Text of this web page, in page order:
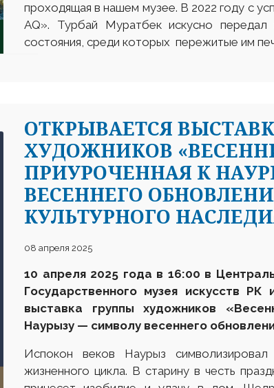
проходящая в нашем музее. В 2022 году с
AQ». Турбай Муратбек искусно
состояния, среди которых пережитые им
ОТКРЫВАЕТСЯ
ХУДОЖНИКОВ
ПРИУРОЧЕННАЯ К
ВЕСЕННЕГО
КУЛЬТУРНОГО
08 апреля 2025
10 апреля 2025 года в 16:00 в
Государственного музея искусств
выставка группы художников
Наурызу — символу весеннего
Испокон веков Наурыз
жизненного цикла. В старину в честь